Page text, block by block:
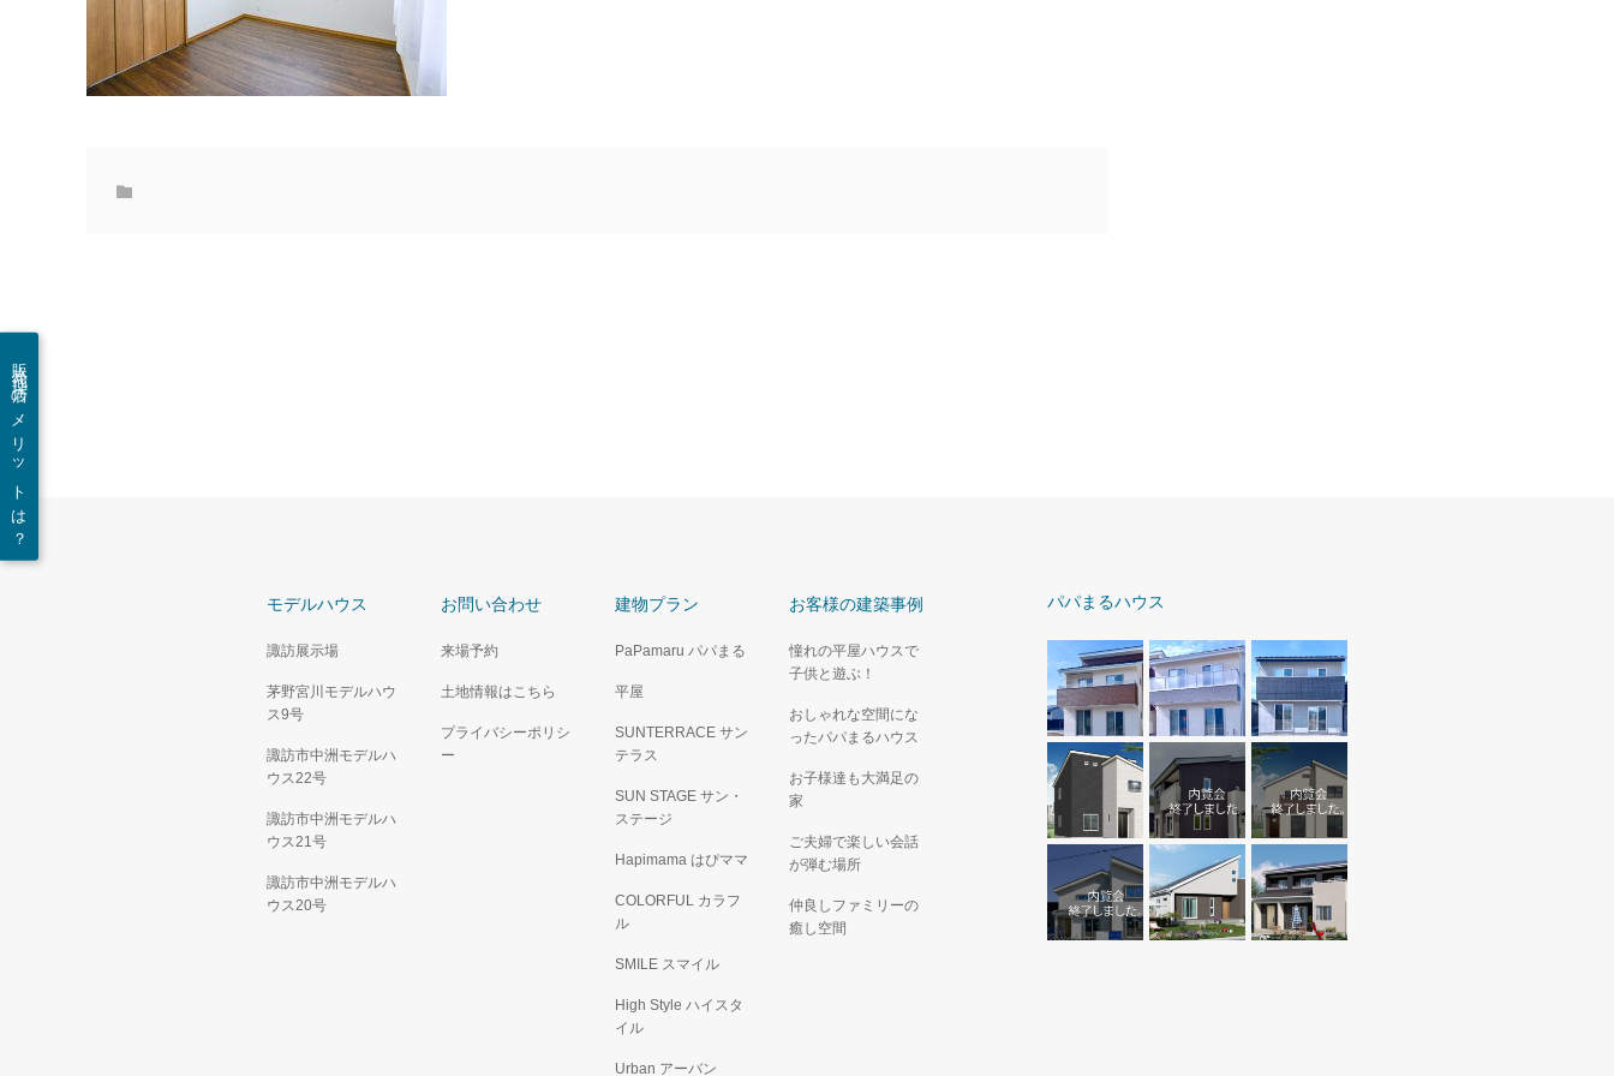
販売代理店のメリットは？
モデルハウス
諏訪展示場
茅野宮川モデルハウ
ス9号
諏訪市中洲モデルハ
ウス22号
諏訪市中洲モデルハ
ウス21号
諏訪市中洲モデルハ
ウス20号
お問い合わせ
来場予約
土地情報はこちら
プライバシーポリシ
ー
建物プラン
PaPamaru パパまる
平屋
SUNTERRACE サン
テラス
SUN STAGE サン・
ステージ
Hapimama はぴママ
COLORFUL カラフ
ル
SMILE スマイル
High Style ハイスタ
イル
Urban アーバン
お客様の建築事例
憧れの平屋ハウスで
子供と遊ぶ！
おしゃれな空間にな
ったパパまるハウス
お子様達も大満足の
家
ご夫婦で楽しい会話
が弾む場所
仲良しファミリーの
癒し空間
パパまるハウス